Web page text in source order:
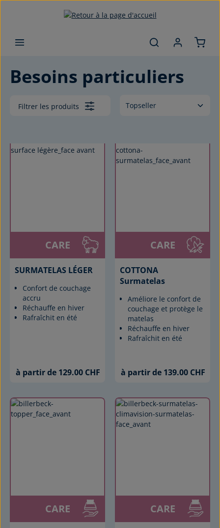
Passer au contenu principal
Besoins particuliers
Filtrer les produits
CARE
SURMATELAS LÉGER
Confort de couchage
accru
Réchauffe en hiver
Rafraîchit en été
à partir de 129.00 CHF
CARE
COTTONA
Surmatelas
Améliore le confort de
couchage et protège le
matelas
Réchauffe en hiver
Rafraîchit en été
à partir de 139.00 CHF
CARE CARE